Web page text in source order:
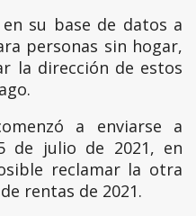
su base de datos a
personas sin hogar,
la dirección de estos
a enviarse a
de julio de 2021, en
reclamar la otra
rentas de 2021.